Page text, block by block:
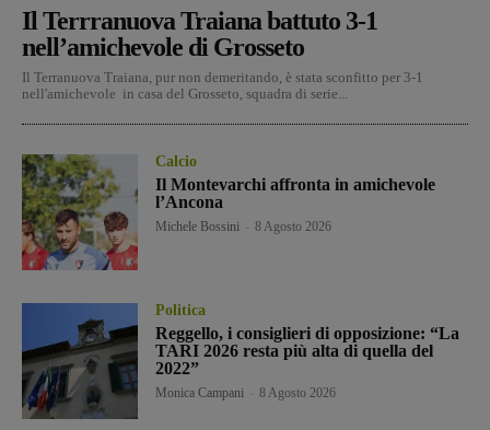
Il Terrranuova Traiana battuto 3-1
nell’amichevole di Grosseto
Il Terranuova Traiana, pur non demeritando, è stata sconfitto per 3-1
nell'amichevole in casa del Grosseto, squadra di serie...
Calcio
Il Montevarchi affronta in amichevole
l’Ancona
Michele Bossini 8 Agosto 2026
Politica
Reggello, i consiglieri di opposizione: “La
TARI 2026 resta più alta di quella del
2022”
Monica Campani 8 Agosto 2026